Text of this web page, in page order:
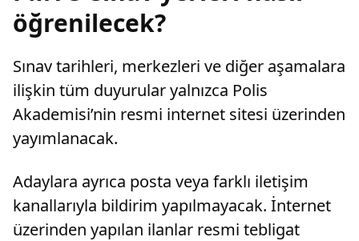
öğrenilecek?
Sınav tarihleri, merkezleri ve diğer aşamalara
ilişkin tüm duyurular yalnızca Polis
Akademisi’nin resmi internet sitesi üzerinden
yayımlanacak.
Adaylara ayrıca posta veya farklı iletişim
kanallarıyla bildirim yapılmayacak. İnternet
üzerinden yapılan ilanlar resmi tebligat